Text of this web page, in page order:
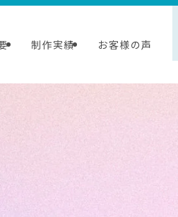
制作実績 お客様の声